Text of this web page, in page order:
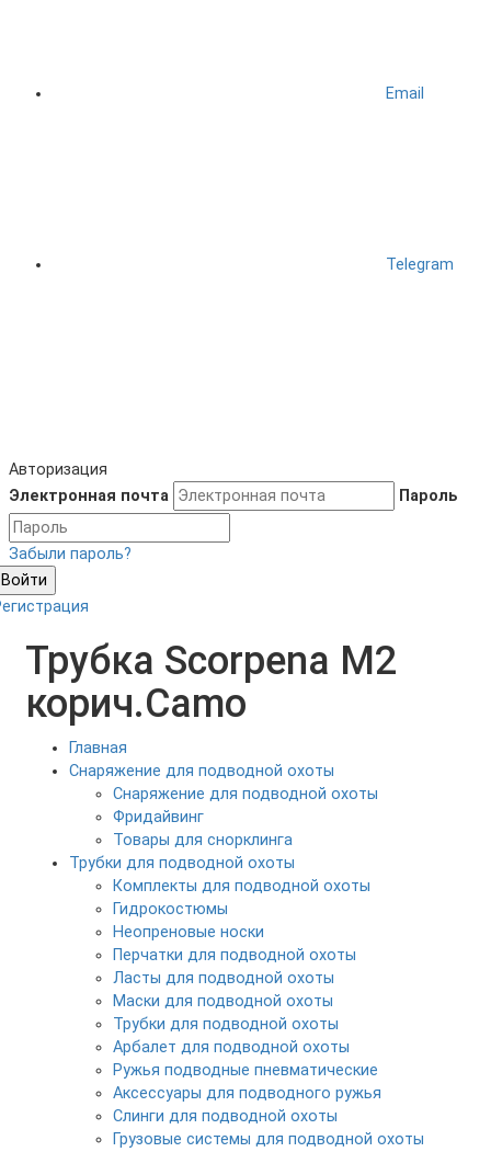
Email
Telegram
Авторизация
Электронная почта
Пароль
Забыли пароль?
Войти
Трубка Scorpena M2
корич.Camo
Главная
Снаряжение для подводной охоты
Снаряжение для подводной охоты
Фридайвинг
Товары для снорклинга
Трубки для подводной охоты
Комплекты для подводной охоты
Гидрокостюмы
Неопреновые носки
Перчатки для подводной охоты
Ласты для подводной охоты
Маски для подводной охоты
Трубки для подводной охоты
Арбалет для подводной охоты
Ружья подводные пневматические
Аксессуары для подводного ружья
Слинги для подводной охоты
Грузовые системы для подводной охоты